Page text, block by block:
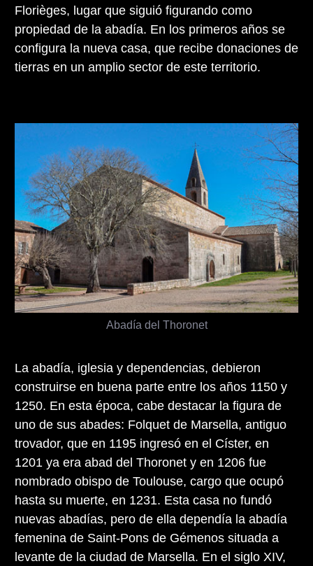
Florièges, lugar que siguió figurando como
propiedad de la abadía. En los primeros años se
configura la nueva casa, que recibe donaciones de
tierras en un amplio sector de este territorio.
La abadía, iglesia y dependencias, debieron
construirse en buena parte entre los años 1150 y
1250. En esta época, cabe destacar la figura de
uno de sus abades: Folquet de Marsella, antiguo
trovador, que en 1195 ingresó en el Císter, en
1201 ya era abad del Thoronet y en 1206 fue
nombrado obispo de Toulouse, cargo que ocupó
hasta su muerte, en 1231. Esta casa no fundó
nuevas abadías, pero de ella dependía la abadía
femenina de Saint-Pons de Gémenos situada a
levante de la ciudad de Marsella. En el siglo XIV,
Abadía del Thoronet